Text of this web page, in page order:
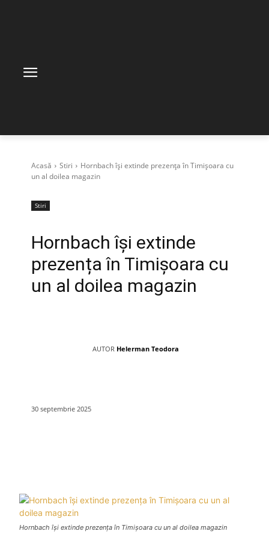
Acasă Stiri
Hornbach își extinde prezența în Timișoara cu
un al doilea magazin
Stiri
Hornbach își extinde
prezența în Timișoara cu
un al doilea magazin
AUTOR Helerman Teodora
30 septembrie 2025
Hornbach își extinde prezența în Timișoara cu un al doilea magazin